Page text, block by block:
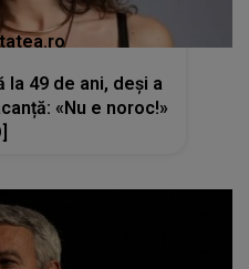
la 49 de ani, deși a
«Nu e noroc!»